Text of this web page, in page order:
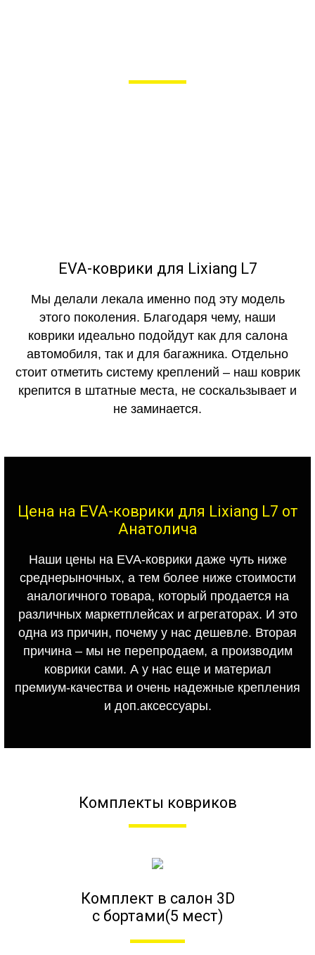
EVA-коврики для Lixiang L7
Мы делали лекала именно под эту модель
этого поколения. Благодаря чему, наши
коврики идеально подойдут как для салона
автомобиля, так и для багажника. Отдельно
стоит отметить систему креплений – наш коврик
крепится в штатные места, не соскальзывает и
не заминается.
Цена на EVA-коврики для Lixiang L7 от
Анатолича
Наши цены на EVA-коврики даже чуть ниже
среднерыночных, а тем более ниже стоимости
аналогичного товара, который продается на
различных маркетплейсах и агрегаторах. И это
одна из причин, почему у нас дешевле. Вторая
причина – мы не перепродаем, а производим
коврики сами. А у нас еще и материал
премиум-качества и очень надежные крепления
и доп.аксессуары.
Комплекты ковриков
Комплект в салон 3D
с бортами(5 мест)